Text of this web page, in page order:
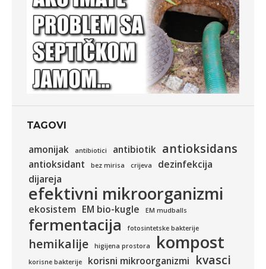
TAGOVI
amonijak antibiotici antibiotik antioksidans
antioksidant bez mirisa crijeva
dezinfekcija
dijareja
efektivni mikroorganizmi
ekosistem EM bio-kugle EM mudballs
fermentacija fotosintetske bakterije
hemikalije higijena prostora kompost
korisne bakterije korisni mikroorganizmi kvasci